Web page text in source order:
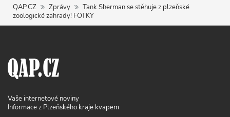
QAP.CZ Zprávy
Tank Sherman se stěhuje z plzeňské
zoologické zahrady! FOTKY
Vaše internetové noviny
Informace z Plzeňského kraje kvapem